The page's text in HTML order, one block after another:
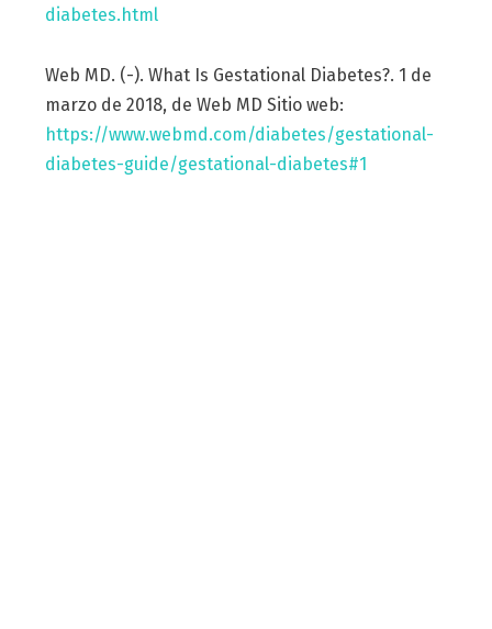
diabetes.html
Web MD. (-). What Is Gestational Diabetes?. 1 de
marzo de 2018, de Web MD Sitio web:
https://www.webmd.com/diabetes/gestational-
diabetes-guide/gestational-diabetes#1